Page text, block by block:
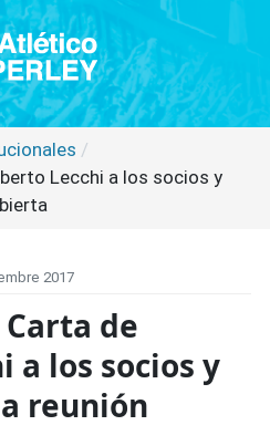
Lecchi a los socios y
2017
de
a los socios y
reunión